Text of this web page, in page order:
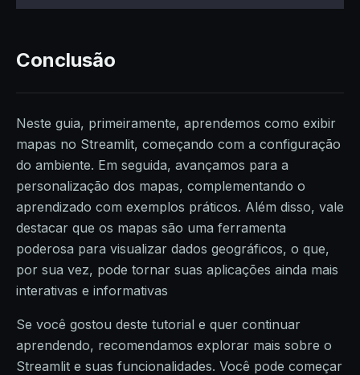
Conclusão
Neste guia, primeiramente, aprendemos como exibir
mapas no Streamlit, começando com a configuração
do ambiente. Em seguida, avançamos para a
personalização dos mapas, complementando o
aprendizado com exemplos práticos. Além disso, vale
destacar que os mapas são uma ferramenta
poderosa para visualizar dados geográficos, o que,
por sua vez, pode tornar suas aplicações ainda mais
interativas e informativas
Se você gostou deste tutorial e quer continuar
aprendendo, recomendamos explorar mais sobre o
Streamlit e suas funcionalidades. Você pode começar